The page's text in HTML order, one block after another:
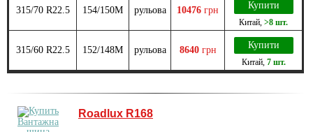
315/70 R22.5 154/150M рульова 10476 грн Купити
Китай >8 шт.
315/60 R22.5 152/148M рульова 8640 грн Купити
Китай, 7 шт.
Roadlux R168